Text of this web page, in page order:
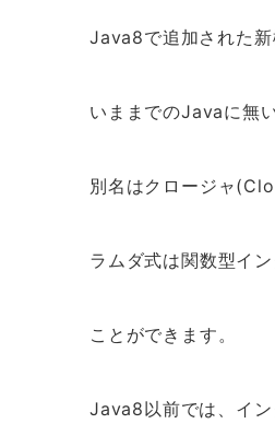
Java8で追加された新
いままでのJavaに無
別名はクロージャ
ラムダ式は関数型イ
ことができます。
Java8以前では、イン